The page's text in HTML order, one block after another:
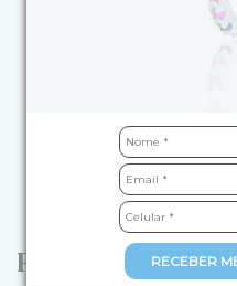
RECEBER
Piercing de